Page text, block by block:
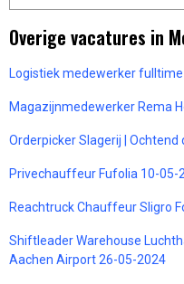
Overige vacatures in
Logistiek medewerker
Magazijnmedewerker Rema
Orderpicker Slagerij |
Privechauffeur Fufolia 10-05-
Reachtruck Chauffeur Sligro
Shiftleader Warehouse
Aachen Airport 26-05-2024